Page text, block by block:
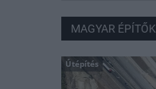
MAGYAR ÉPÍTŐK
Útépítés